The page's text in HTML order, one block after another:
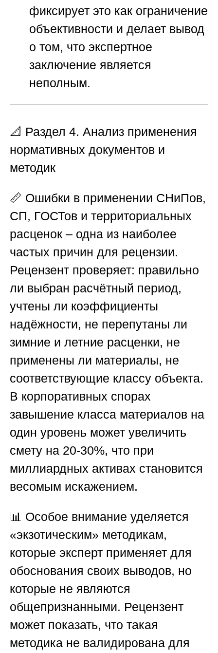
фиксирует это как ограничение
объективности и делает вывод
о том, что экспертное
заключение является
неполным.
📐 Раздел 4. Анализ применения
нормативных документов и
методик
📏 Ошибки в применении СНиПов,
СП, ГОСТов и территориальных
расценок – одна из наиболее
частых причин для рецензии.
Рецензент проверяет: правильно
ли выбран расчётный период,
учтены ли коэффициенты
надёжности, не перепутаны ли
зимние и летние расценки, не
применены ли материалы, не
соответствующие классу объекта.
В корпоративных спорах
завышение класса материалов на
один уровень может увеличить
смету на 20-30%, что при
миллиардных активах становится
весомым искажением.
📊 Особое внимание уделяется
«экзотическим» методикам,
которые эксперт применяет для
обоснования своих выводов, но
которые не являются
общепризнанными. Рецензент
может показать, что такая
методика не валидирована для